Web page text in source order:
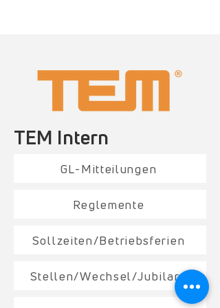
TEM Intern
GL-Mitteilungen
Reglemente
Sollzeiten/Betriebsferien
Stellen/Wechsel/Jubilare